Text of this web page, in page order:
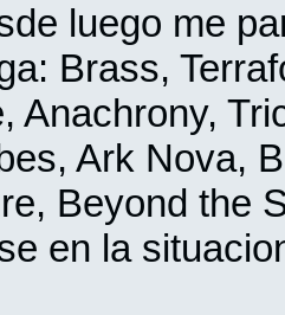
luego me
Brass,
Anachrony,
Ark Nova,
Beyond the
en la